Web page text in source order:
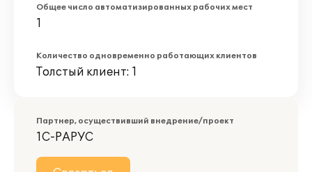
Общее число автоматизированных рабочих мест
1
Количество одновременно работающих клиентов
Толстый клиент: 1
Партнер, осуществивший внедрение/проект
1С-РАРУС